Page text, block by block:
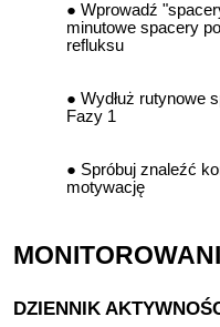
Wprowadź
minutowe spacery
refluksu
Wydłuż rutynowe
Fazy 1
Spróbuj znaleźć
motywację
DZIENNIK